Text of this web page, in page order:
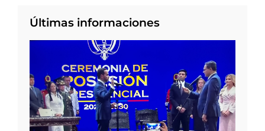
Últimas informaciones